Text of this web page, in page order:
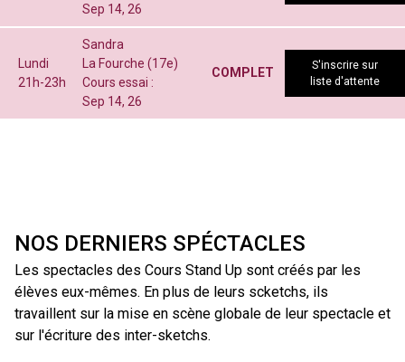
Sep 14, 26
Lundi
21h-23h
Sandra
La Fourche (17e)
Cours essai :
Sep 14, 26
COMPLET
S'inscrire sur
liste d'attente
NOS DERNIERS SPÉCTACLES
Les spectacles des Cours Stand Up sont créés par les
élèves eux-mêmes. En plus de leurs scketchs, ils
travaillent sur la mise en scène globale de leur spectacle et
sur l'écriture des inter-sketchs.